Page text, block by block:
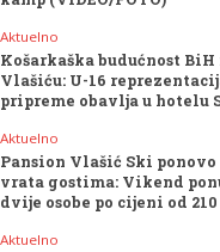
Aktuelno
Košarkaška budućnost BiH
Vlašiću: U-16
pripreme obavlja u hotelu
Aktuelno
Pansion Vlašić Ski
vrata gostima: Vikend
dvije osobe po cijeni od
Aktuelno